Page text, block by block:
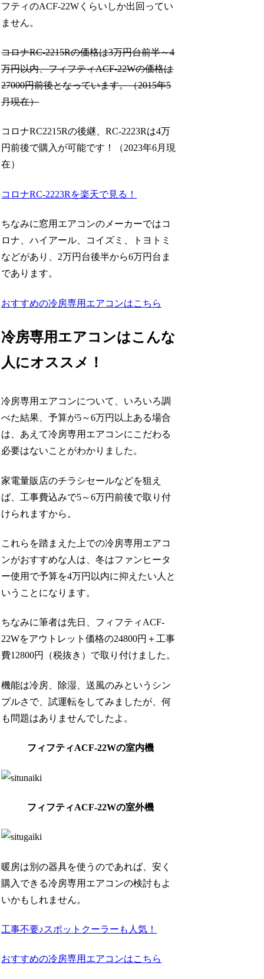
フティのACF-22Wくらいしか出回ってい
ません。
コロナRC-2215Rの価格は3万円台前半～4
万円以内、フィフティACF-22Wの価格は
27000円前後となっています。（2015年5
月現在）
コロナRC2215Rの後継、RC-2223Rは4万
円前後で購入が可能です！（2023年6月現
在）
コロナRC-2223Rを楽天で見る！
ちなみに窓用エアコンのメーカーではコ
ロナ、ハイアール、コイズミ、トヨトミ
などがあり、2万円台後半から6万円台ま
であります。
おすすめの冷房専用エアコンはこちら
冷房専用エアコンはこんな
人にオススメ！
冷房専用エアコンについて、いろいろ調
べた結果、予算が5～6万円以上ある場合
は、あえて冷房専用エアコンにこだわる
必要はないことがわかりました。
家電量販店のチラシセールなどを狙え
ば、工事費込みで5～6万円前後で取り付
けられますから。
これらを踏まえた上での冷房専用エアコ
ンがおすすめな人は、冬はファンヒータ
ー使用で予算を4万円以内に抑えたい人と
いうことになります。
ちなみに筆者は先日、フィフティACF-
22Wをアウトレット価格の24800円＋工事
費12800円（税抜き）で取り付けました。
機能は冷房、除湿、送風のみというシン
プルさで、試運転をしてみましたが、何
も問題はありませんでしたよ。
フィフティACF-22Wの室内機
フィフティACF-22Wの室外機
暖房は別の器具を使うのであれば、安く
購入できる冷房専用エアコンの検討もよ
いかもしれません。
工事不要♪スポットクーラーも人気！
おすすめの冷房専用エアコンはこちら